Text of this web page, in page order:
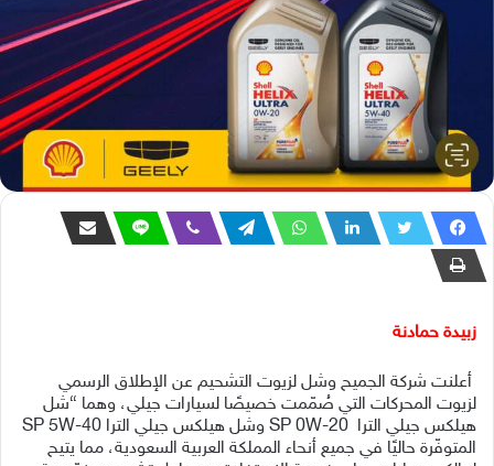
زبيدة حمادنة
أعلنت شركة الجميح وشل لزيوت التشحيم عن الإطلاق الرسمي
لزيوت المحركات التي صُمّمت خصيصًا لسيارات جيلي، وهما “شل
هيلكس جيلي الترا SP 0W-20 وشل هيلكس جيلي الترا SP 5W-40
المتوفّرة حاليًا في جميع أنحاء المملكة العربية السعودية، مما يتيح